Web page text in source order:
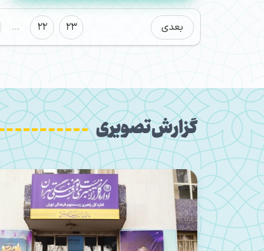
بعدی … 22 23
گزارش تصویری